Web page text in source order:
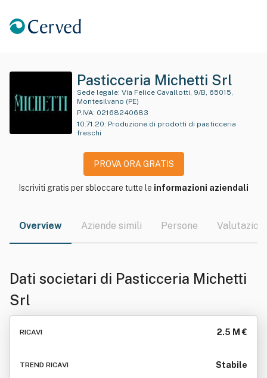
Pasticceria Michetti Srl
Sede legale:
Montesilvano (PE)
P.IVA: 02168240683
10.71.20: Produzione di prodotti di pasticceria
freschi
PROVA ORA GRATIS
Iscriviti gratis per sbloccare tutte le informazioni aziendali
Overview Aziende simili Persone Valutazioni
Dati societari di Pasticceria Michetti
Srl
RICAVI 2.5 M €
TREND RICAVI Stabile